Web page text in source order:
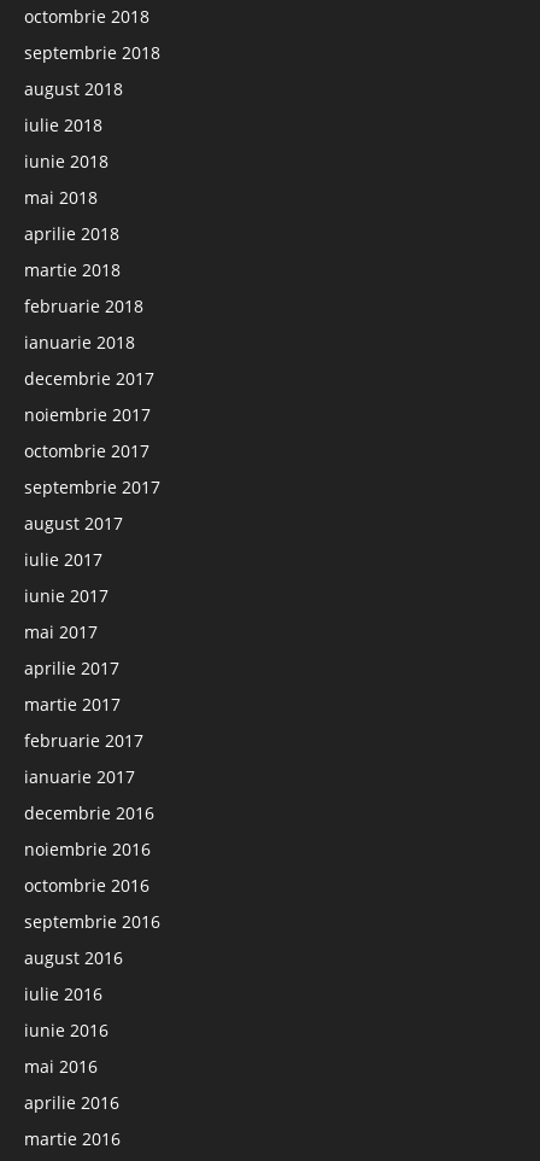
octombrie 2018
septembrie 2018
august 2018
iulie 2018
iunie 2018
mai 2018
aprilie 2018
martie 2018
februarie 2018
ianuarie 2018
decembrie 2017
noiembrie 2017
octombrie 2017
septembrie 2017
august 2017
iulie 2017
iunie 2017
mai 2017
aprilie 2017
martie 2017
februarie 2017
ianuarie 2017
decembrie 2016
noiembrie 2016
octombrie 2016
septembrie 2016
august 2016
iulie 2016
iunie 2016
mai 2016
aprilie 2016
martie 2016